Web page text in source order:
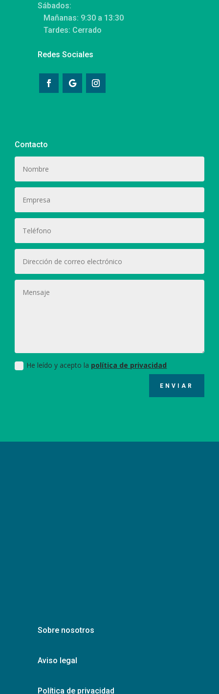
Sábados:
Mañanas: 9:30 a 13:30
Tardes: Cerrado
Redes Sociales
Contacto
He leído y acepto la política de privacidad
ENVIAR
Sobre nosotros
Aviso legal
Política de privacidad